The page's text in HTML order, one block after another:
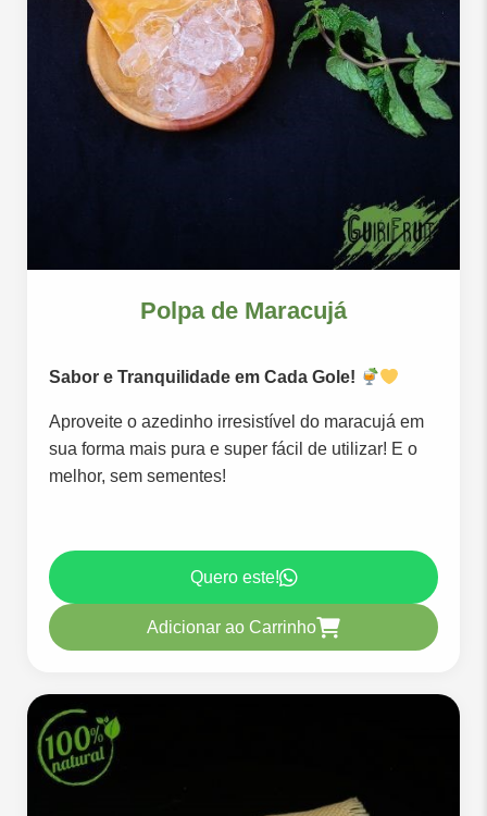
Polpa de Maracujá
Sabor e Tranquilidade em Cada Gole!
Aproveite o azedinho irresistível do maracujá em
sua forma mais pura e super fácil de utilizar! E o
melhor, sem sementes!
Quero este!
Adicionar ao Carrinho